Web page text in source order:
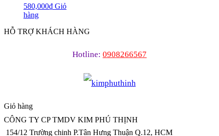
580,000₫ Giỏ
hàng
HỖ TRỢ KHÁCH HÀNG
Hotline: 0908266567
Giỏ hàng
CÔNG TY CP TMDV KIM PHÚ THỊNH
154/12 Trường chinh P.Tân Hưng Thuận Q.12, HCM